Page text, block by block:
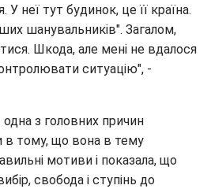
У неї тут будинок, це її країна.
шанувальників". Загалом,
Шкода, але мені не вдалося
ситуацію", -
з головних причин
в тому, що вона в тему
мотиви і показала, що
свобода і ступінь до